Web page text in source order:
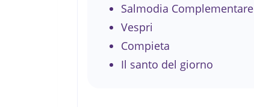
Salmodia Complementare
Vespri
Compieta
Il santo del giorno